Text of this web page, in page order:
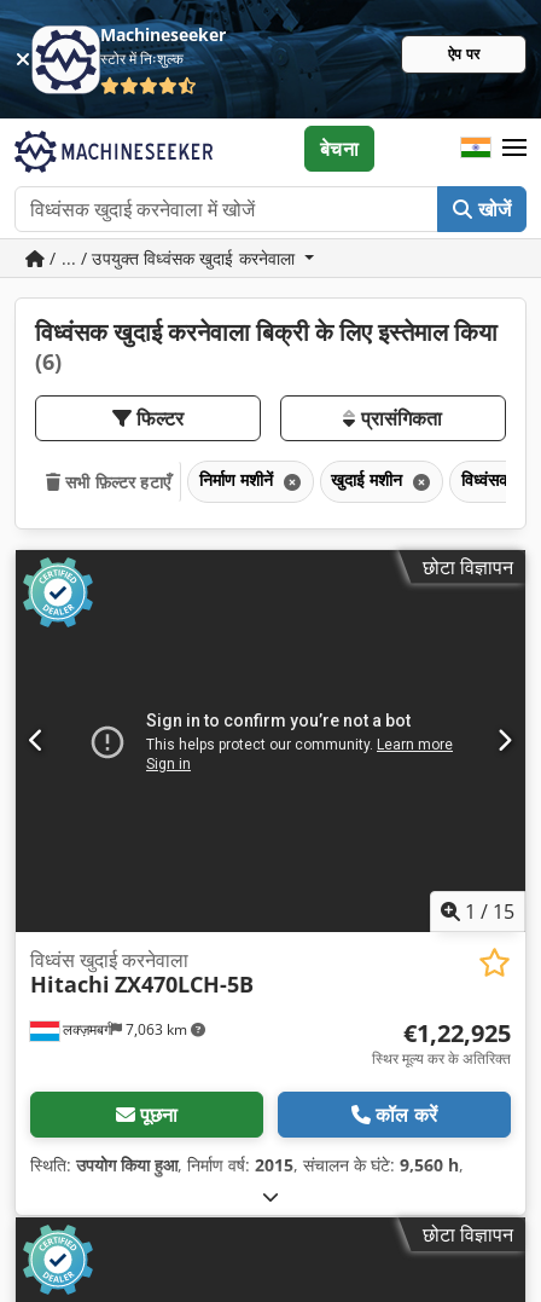
Machineseeker
स्टोर में निःशुल्क ऐप पर
खोजें
बेचना
/ ... / उपयुक्त विध्वंसक खुदाई करनेवाला
विध्वंसक खुदाई करनेवाला बिक्री के लिए इस्तेमाल किया
(6)
फिल्टर प्रासंगिकता
सभी फ़िल्टर हटाएँ निर्माण मशीनें खुदाई मशीन विध्वंसक
छोटा विज्ञापन
1 / 15
लक्ज़मबर्ग 7,063 km
विध्वंस खुदाई करनेवाला
Hitachi ZX470LCH-5B
€1,22,925
स्थिर मूल्य कर के अतिरिक्त
पूछना कॉल करें
स्थिति:उपयोग किया हुआ, निर्माण वर्ष: 2015, संचालन के घंटे: 9,560 h,
छोटा विज्ञापन